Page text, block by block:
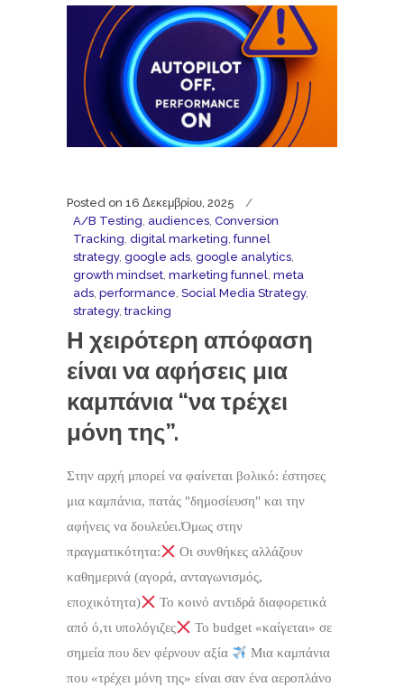
Posted on 16 Δεκεμβρίου, 2025
A/B Testing, audiences, Conversion
Tracking, digital marketing, funnel
strategy, google ads, google analytics,
growth mindset, marketing funnel, meta
ads, performance, Social Media Strategy,
strategy, tracking
Η χειρότερη απόφαση
είναι να αφήσεις μια
καμπάνια “να τρέχει
μόνη της”.
Στην αρχή μπορεί να φαίνεται βολικό: έστησες
μια καμπάνια, πατάς "δημοσίευση" και την
αφήνεις να δουλεύει.Όμως στην
πραγματικότητα:
Οι συνθήκες αλλάζουν
καθημερινά (αγορά, ανταγωνισμός,
εποχικότητα)
Το κοινό αντιδρά διαφορετικά
από ό,τι υπολόγιζες
Το budget «καίγεται» σε
σημεία που δεν φέρνουν αξία
Μια καμπάνια
που «τρέχει μόνη της» είναι σαν ένα αεροπλάνο